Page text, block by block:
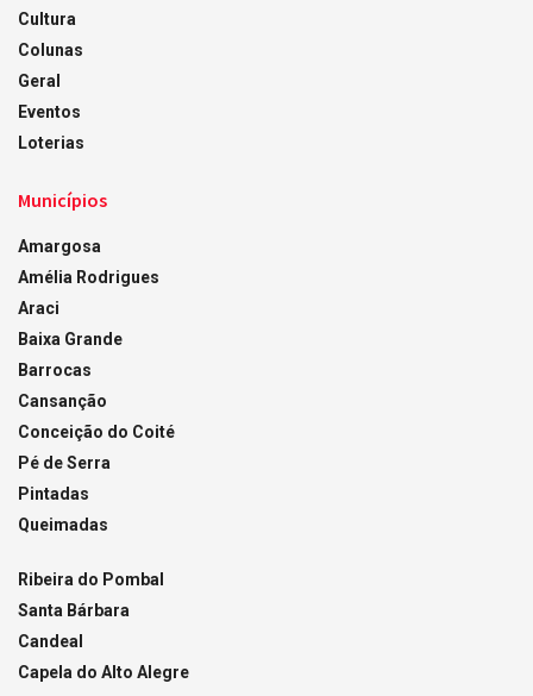
Cultura
Colunas
Geral
Eventos
Loterias
Municípios
Amargosa
Amélia Rodrigues
Araci
Baixa Grande
Barrocas
Cansanção
Conceição do Coité
Pé de Serra
Pintadas
Queimadas
Ribeira do Pombal
Santa Bárbara
Candeal
Capela do Alto Alegre